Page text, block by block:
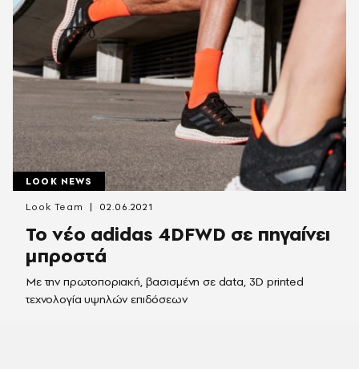
LOOK NEWS
Το νέο adidas 4DFWD σε πηγαίνει
μπροστά
Με την πρωτοποριακή, βασισμένη σε data, 3D printed
τεχνολογία υψηλών επιδόσεων
Look Team 02.06.2021